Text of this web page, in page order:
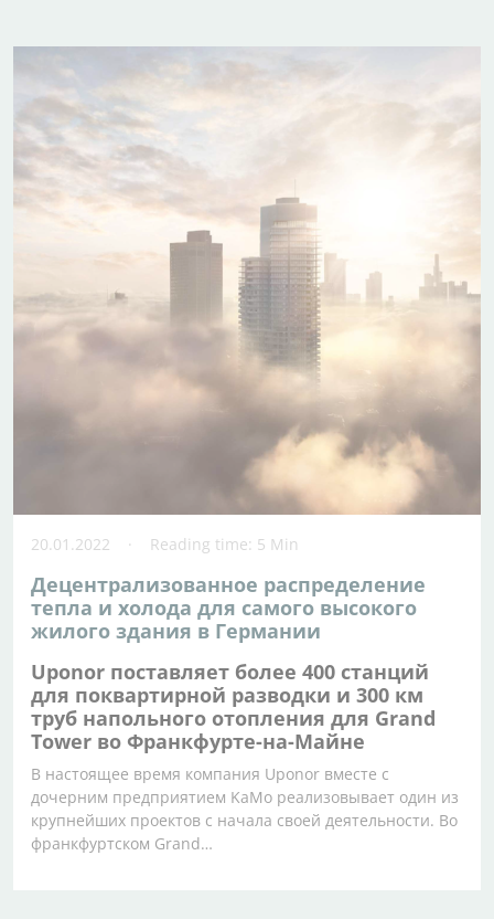
20.01.2022 Reading time: 5 Min
Децентрализованное распределение
тепла и холода для самого высокого
жилого здания в Германии
Uponor поставляет более 400 станций
для поквартирной разводки и 300 км
труб напольного отопления для Grand
Tower во Франкфурте-на-Майне
В настоящее время компания Uponor вместе с
дочерним предприятием KaMo реализовывает один из
крупнейших проектов с начала своей деятельности. Во
франкфуртском Grand…